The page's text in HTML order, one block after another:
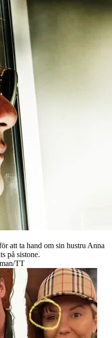
att ta hand om sin hustru Anna
på sistone.
TT